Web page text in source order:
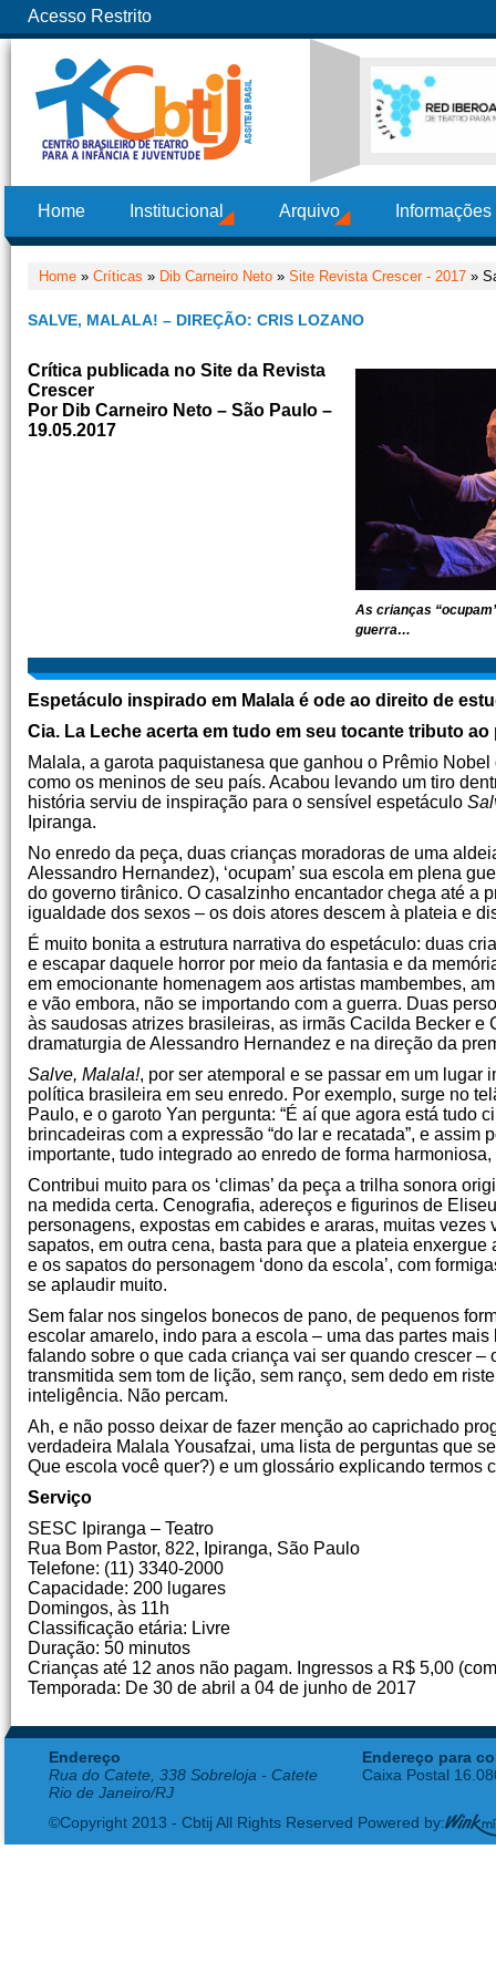
Acesso Restrito
Home Institucional Arquivo
Home » Críticas » Dib Carneiro Neto » Site Revista Crescer - 2017 »
SALVE, MALALA! – DIREÇÃO: CRIS LOZANO
As crianças
guerra…
Crítica publicada no Site da Revista
Crescer
Por Dib Carneiro Neto – São Paulo –
19.05.2017
Espetáculo inspirado em Malala é ode ao direito de
Cia. La Leche acerta em tudo em seu tocante tributo
Malala, a garota paquistanesa que ganhou o Prêmio
como os meninos de seu país. Acabou levando um tiro
história serviu de inspiração para o sensível espetáculo
Ipiranga.
No enredo da peça, duas crianças moradoras de uma
Alessandro Hernandez), ‘ocupam’ sua escola em plena
do governo tirânico. O casalzinho encantador chega até a
igualdade dos sexos – os dois atores descem à plateia e
É muito bonita a estrutura narrativa do espetáculo: duas
e escapar daquele horror por meio da fantasia e da
em emocionante homenagem aos artistas mambembes,
e vão embora, não se importando com a guerra. Duas
às saudosas atrizes brasileiras, as irmãs Cacilda Becker
dramaturgia de Alessandro Hernandez e na direção da
Salve, Malala!, por ser atemporal e se passar em um
política brasileira em seu enredo. Por exemplo, surge no
Paulo, e o garoto Yan pergunta: “É aí que agora está tudo
brincadeiras com a expressão “do lar e recatada”, e
importante, tudo integrado ao enredo de forma
Contribui muito para os ‘climas’ da peça a trilha sonora
na medida certa. Cenografia, adereços e figurinos de
personagens, expostas em cabides e araras, muitas
sapatos, em outra cena, basta para que a plateia
e os sapatos do personagem ‘dono da escola’, com
se aplaudir muito.
Sem falar nos singelos bonecos de pano, de pequenos
escolar amarelo, indo para a escola – uma das partes
falando sobre o que cada criança vai ser quando crescer
transmitida sem tom de lição, sem ranço, sem dedo em
inteligência. Não percam.
Ah, e não posso deixar de fazer menção ao caprichado
verdadeira Malala Yousafzai, uma lista de perguntas que
Que escola você quer?) e um glossário explicando termos
Serviço
SESC Ipiranga – Teatro
Rua Bom Pastor, 822, Ipiranga, São Paulo
Telefone: (11) 3340-2000
Capacidade: 200 lugares
Domingos, às 11h
Classificação etária: Livre
Duração: 50 minutos
Crianças até 12 anos não pagam. Ingressos a R$ 5,00
Temporada: De 30 de abril a 04 de junho de 2017
Endereço
Rua do Catete, 338 Sobreloja - Catete
Rio de Janeiro/RJ
Endereço para
Caixa Postal
©Copyright 2013 - Cbtij All Rights Reserved Powered by: